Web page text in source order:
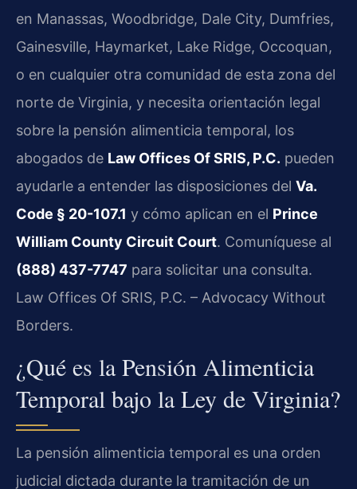
en Manassas, Woodbridge, Dale City, Dumfries,
Gainesville, Haymarket, Lake Ridge, Occoquan,
o en cualquier otra comunidad de esta zona del
norte de Virginia, y necesita orientación legal
sobre la pensión alimenticia temporal, los
abogados de Law Offices Of SRIS, P.C. pueden
ayudarle a entender las disposiciones del Va.
Code § 20-107.1 y cómo aplican en el Prince
William County Circuit Court. Comuníquese al
(888) 437-7747 para solicitar una consulta.
Law Offices Of SRIS, P.C. – Advocacy Without
Borders.
¿Qué es la Pensión Alimenticia
Temporal bajo la Ley de Virginia?
La pensión alimenticia temporal es una orden
judicial dictada durante la tramitación de un